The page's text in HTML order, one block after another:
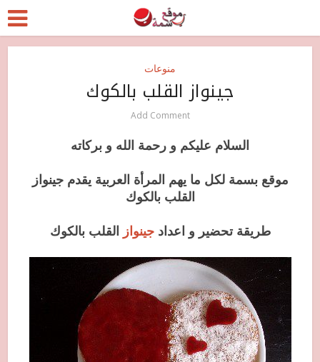
منوعات
جينواز القلب بالكوك
Add Comment
السلام عليكم و رحمة الله و بركاته
موقع بسمة لكل ما يهم المرأة العربية يقدم جينواز
القلب بالكوك
طريقة تحضير و اعدادجينواز القلب بالكوك